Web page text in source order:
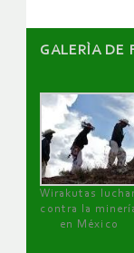
GALERÌA DE
Wirakutas
contra la
en México